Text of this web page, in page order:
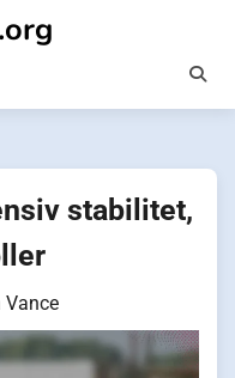
stabilitet,
Vance